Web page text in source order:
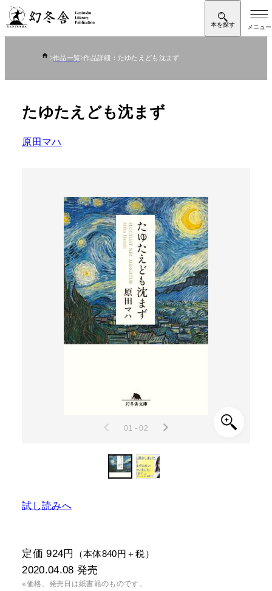
作品一覧 作品詳細：たゆたえども沈まず
たゆたえども沈まず
原田マハ
01 - 02
試し読みへ
定価 924円 （本体840円＋税）
2020.04.08 発売
※価格、発売日は紙書籍のものです。